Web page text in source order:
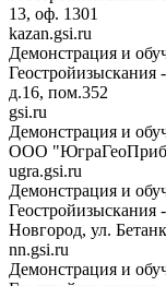
13, оф. 1301
kazan.gsi.ru
Демонстрация и
Геостройизыскания
д.16, пом.352
gsi.ru
Демонстрация и
ООО
ugra.gsi.ru
Демонстрация и
Новгород, ул.
nn.gsi.ru
Демонстрация и